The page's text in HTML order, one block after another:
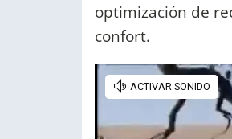
optimización de
confort.